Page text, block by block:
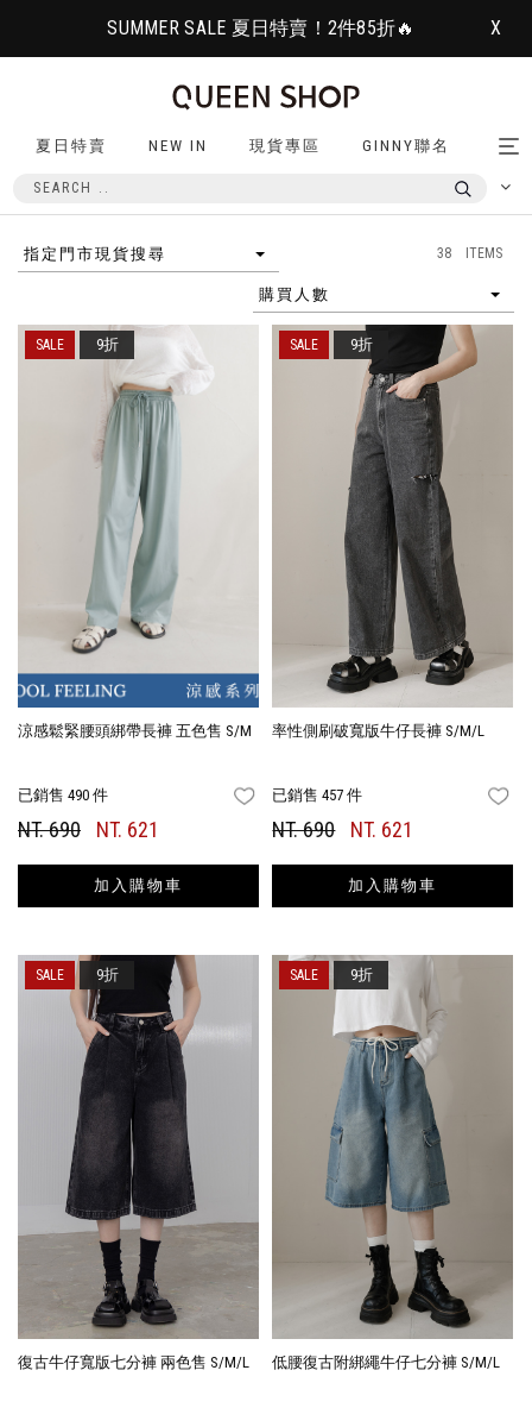
SUMMER SALE 夏日特賣！2件85折🔥 X
夏日特賣 NEW IN 現貨專區 GINNY聯名
指定門市現貨搜尋 38 ITEMS
購買人數
涼感鬆緊腰頭綁帶長褲 五色售 S/M
已銷售 490 件 FAVORITES
NT. 690 NT. 621
加入購物車
9折
率性側刷破寬版牛仔長褲 S/M/L
已銷售 457 件
NT. 690 NT. 621
加入購物車
9折
復古牛仔寬版七分褲 兩色售 S/M/L
9折
低腰復古附綁繩牛仔七分褲 S/M/L
9折